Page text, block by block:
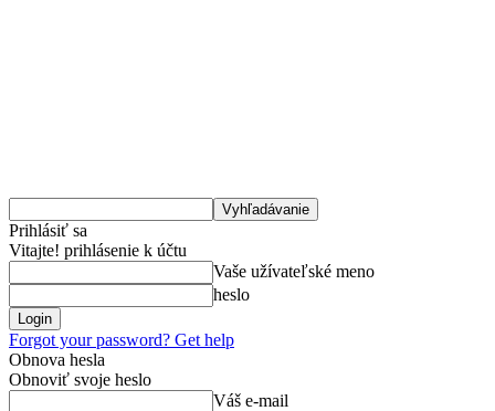
Prihlásiť sa
Vitajte! prihlásenie k účtu
Vaše užívateľské meno
heslo
Forgot your password? Get help
Obnova hesla
Obnoviť svoje heslo
Váš e-mail